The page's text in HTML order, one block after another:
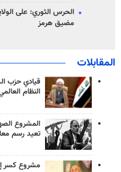
الحرس الثوري: على
مضيق هرمز
المقابلات
قيادي حزب
النظام
المشروع
تعيد رسم
مشروع كسر